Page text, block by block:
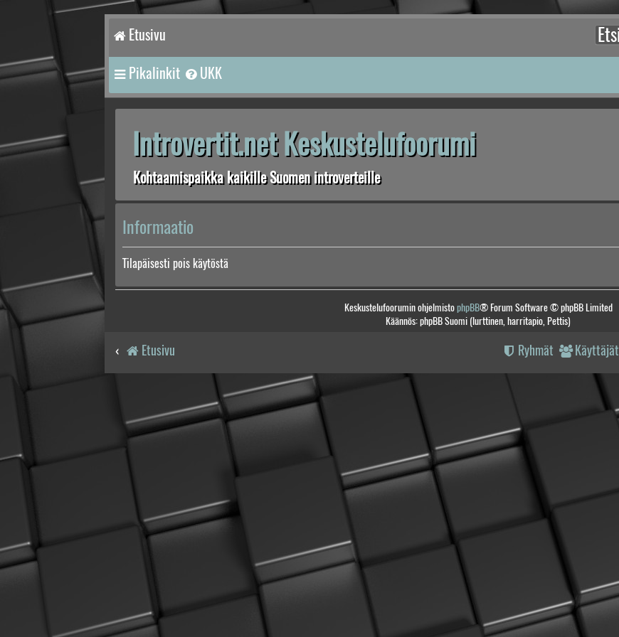
Etusivu
Pikalinkit UKK
Introvertit.net Keskustelufoorumi
Kohtaamispaikka kaikille Suomen introverteille
Informaatio
Tilapäisesti pois käytöstä
Keskustelufoorumin ohjelmistophpBB® Forum Software © phpBB Limited
Käännös: phpBB Suomi (lurttinen, harritapio, Pettis)
Etusivu Käyttäjät
Ryhmät